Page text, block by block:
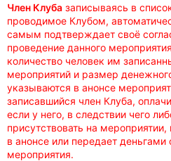
Член Клуба записываясь в
проводимое Клубом,
самым подтверждает своё
проведение данного
количество человек им
мероприятий и размер
указываются в анонсе
записавшийся член Клуба,
если у него, в следствии чего
присутствовать на
в анонсе или передает деньгами
мероприятия.